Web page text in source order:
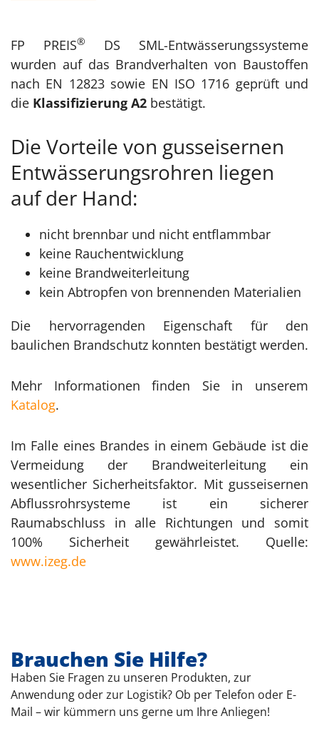
FP PREIS®
DS SML-Entwässerungssysteme
wurden auf das Brandverhalten von Baustoffen
nach EN 12823 sowie EN ISO 1716 geprüft und
die Klassifizierung A2 bestätigt.
Die Vorteile von gusseisernen
Entwässerungsrohren liegen
auf der Hand:
nicht brennbar und nicht entflammbar
keine Rauchentwicklung
keine Brandweiterleitung
kein Abtropfen von brennenden Materialien
Die hervorragenden Eigenschaft für den
baulichen Brandschutz konnten bestätigt werden.
Mehr Informationen finden Sie in unserem
Katalog.
Im Falle eines Brandes in einem Gebäude ist die
Vermeidung der Brandweiterleitung ein
wesentlicher Sicherheitsfaktor. Mit gusseisernen
Abflussrohrsysteme ist ein sicherer
Raumabschluss in alle Richtungen und somit
100% Sicherheit gewährleistet. Quelle:
www.izeg.de
Brauchen Sie Hilfe?
Haben Sie Fragen zu unseren Produkten, zur
Anwendung oder zur Logistik? Ob per Telefon oder E-
Mail – wir kümmern uns gerne um Ihre Anliegen!